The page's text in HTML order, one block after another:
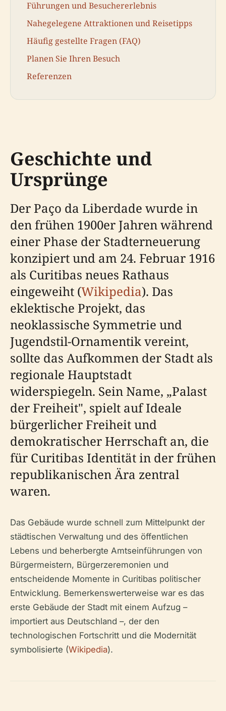
Führungen und Besuchererlebnis
Nahegelegene Attraktionen und Reisetipps
Häufig gestellte Fragen (FAQ)
Planen Sie Ihren Besuch
Referenzen
Geschichte und
Ursprünge
Der Paço da Liberdade wurde in
den frühen 1900er Jahren während
einer Phase der Stadterneuerung
konzipiert und am 24. Februar 1916
als Curitibas neues Rathaus
eingeweiht (Wikipedia). Das
eklektische Projekt, das
neoklassische Symmetrie und
Jugendstil-Ornamentik vereint,
sollte das Aufkommen der Stadt als
regionale Hauptstadt
widerspiegeln. Sein Name, „Palast
der Freiheit", spielt auf Ideale
bürgerlicher Freiheit und
demokratischer Herrschaft an, die
für Curitibas Identität in der frühen
republikanischen Ära zentral
waren.
Das Gebäude wurde schnell zum Mittelpunkt der
städtischen Verwaltung und des öffentlichen
Lebens und beherbergte Amtseinführungen von
Bürgermeistern, Bürgerzeremonien und
entscheidende Momente in Curitibas politischer
Entwicklung. Bemerkenswerterweise war es das
erste Gebäude der Stadt mit einem Aufzug –
importiert aus Deutschland –, der den
technologischen Fortschritt und die Modernität
symbolisierte (Wikipedia).